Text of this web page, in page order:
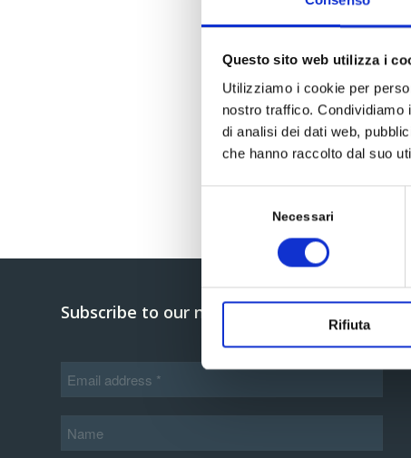
Questo sito web utilizza i
Utilizziamo i cookie per
nostro traffico.
di analisi dei dati web,
che hanno raccolto dal suo
Necessari
Rifiuta
Subscribe to our newsletter